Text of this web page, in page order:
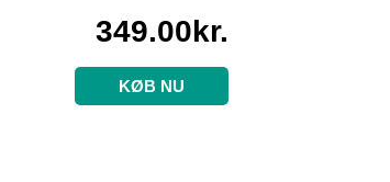
349.00kr.
KØB NU